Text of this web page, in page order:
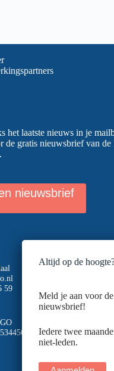
het laatste nieuws in je
de gratis nieuwsbrief van
nieuwsbrief
59
Altijd op de
Meld je aan voor
nieuwsbrief!
Iedere twee
niet-leden.